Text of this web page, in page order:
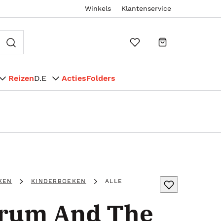
Winkels Klantenservice
ReizenD.E ActiesFolders
KINDERBOEKEN ALLE
And The